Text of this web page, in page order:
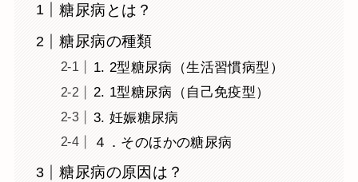
糖尿病とは？
糖尿病の種類
1. 2型糖尿病（生活習慣病型）
2. 1型糖尿病（自己免疫型）
3. 妊娠糖尿病
４．そのほかの糖尿病
糖尿病の原因は？